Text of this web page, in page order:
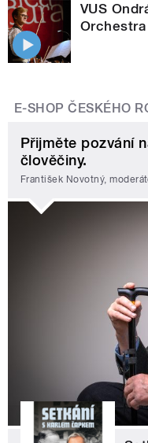
VUS
E-SHOP ČESKÉHO
Přijměte pozvání
člověčiny.
František Novotný,